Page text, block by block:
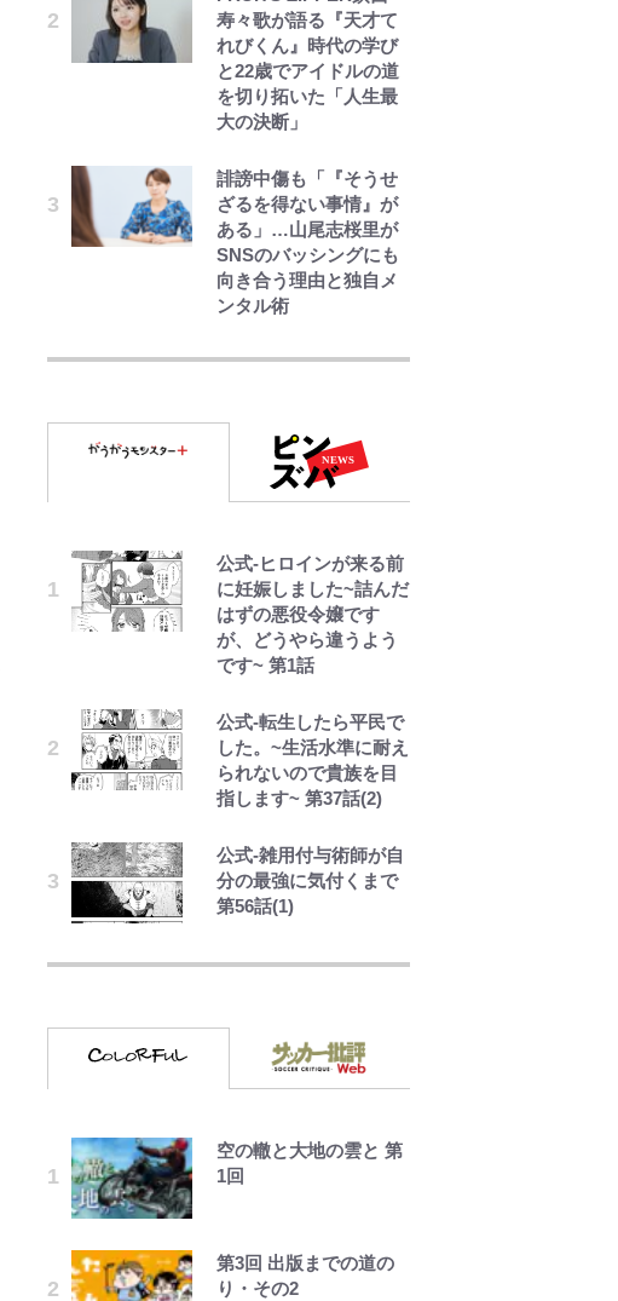
は登れたんだけ
ど……」 グラベルバイ
クで暑さに負けそうな
ヒルクライム、砂利道
を疾走して少年時代を
野県｜2026年
寿々歌が語る『天才て
れびくん』時代の学び
と22歳でアイドルの道
を切り拓いた「人生最
大の決断」
誹謗中傷も「『そうせ
ざるを得ない事情』が
ある」…山尾志桜里が
SNSのバッシングにも
向き合う理由と独自メ
ンタル術
展開に絡んできそうな
月での展開に、元王下
七武海の謎めいた過去
年」第2弾コラボ実施！
新商品「歴戦の微糖」
や図鑑缶登場にファン
歓喜「見つけたら即購
入！」
南や和也だけじゃな
い！『タッチ』上杉達
也の才能を「いち早く
見出した人物たち」
公式-ヒロインが来る前
に妊娠しました~詰んだ
はずの悪役令嬢です
が、どうやら違うよう
です~ 第1話
公式-転生したら平民で
した。~生活水準に耐え
られないので貴族を目
指します~ 第37話(2)
公式-雑用付与術師が自
分の最強に気付くまで
第56話(1)
第1子妊娠中の田中みな
リ衣装にも意見続々
趣里「ショック」初め
三山凌輝「無反省メー
ル」文春第2弾で“一家
【川口春奈と結婚】板
倉滉は「めっちゃモテ
空の轍と大地の雲と 第
1回
第3回 出版までの道の
り・その2